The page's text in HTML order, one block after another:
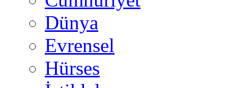
Dünya
Evrensel
Hürses